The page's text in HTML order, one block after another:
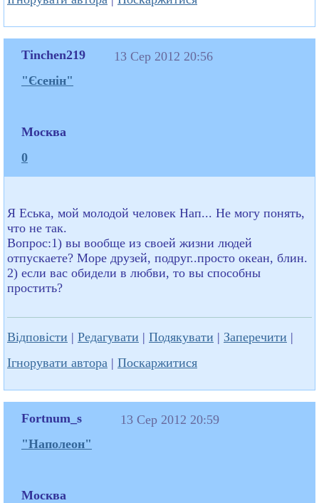
Tinchen219
"Єсенін"
Москва
0
13 Сер 2012 20:56
Я Еська, мой молодой человек Нап... Не могу понять,
что не так.
Вопрос:1) вы вообще из своей жизни людей
отпускаете? Море друзей, подруг..просто океан, блин.
2) если вас обидели в любви, то вы способны
простить?
Відповісти | Редагувати | Подякувати | Заперечити |
Ігнорувати автора | Поскаржитися
Fortnum_s
"Наполеон"
Москва
13 Сер 2012 20:59